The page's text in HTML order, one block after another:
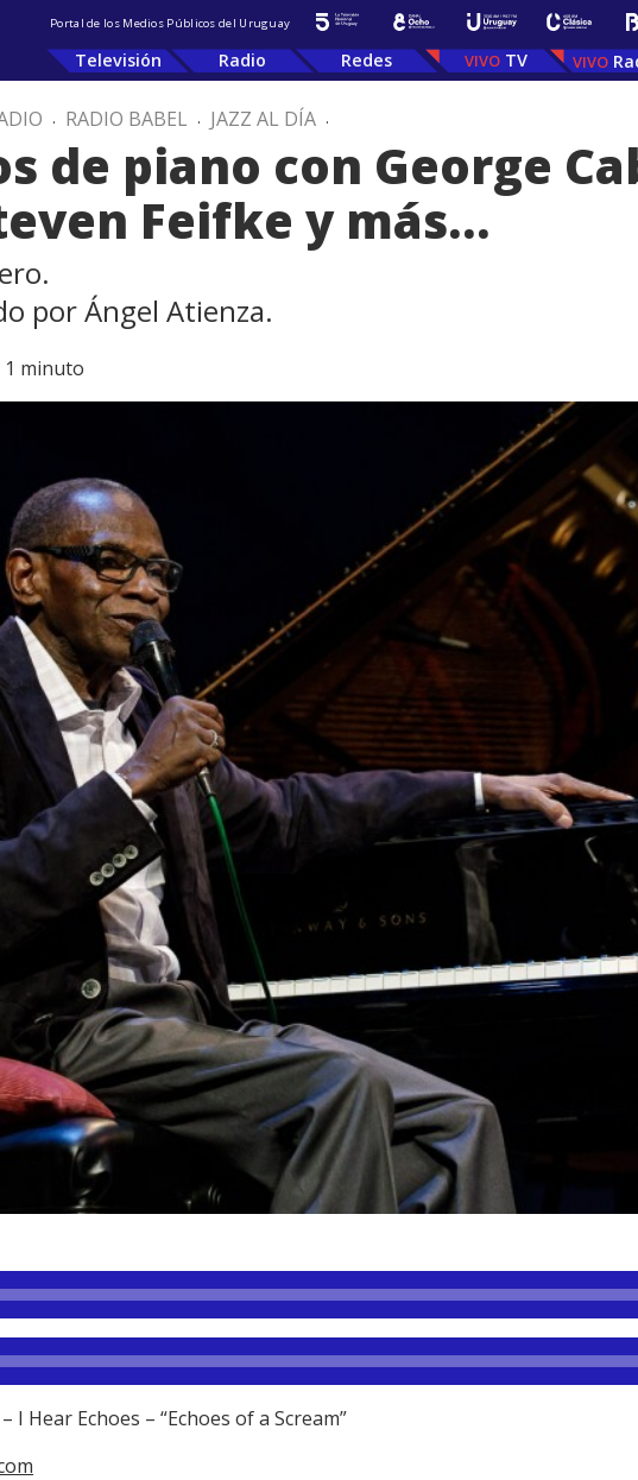
Portal de los Medios Públicos del Uruguay
Televisión Radio Redes TV
. RADIO BABEL . JAZZ AL DÍA .
de piano con George
Feifke y más…
por Ángel Atienza.
minuto
I Hear Echoes – “Echoes of a Scream”